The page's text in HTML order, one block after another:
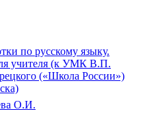
по русскому языку.
учителя (к УМК В.П.
(«Школа России»)
О.И.